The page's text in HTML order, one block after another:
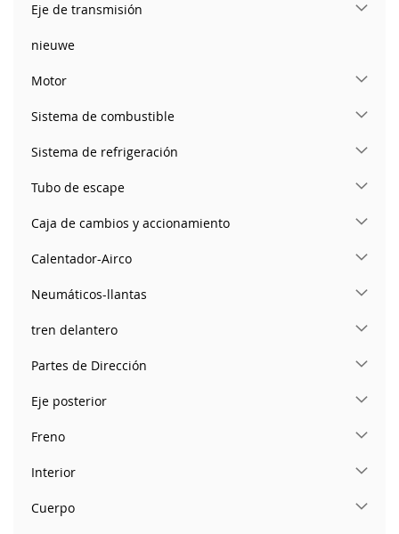
Eje de transmisión
nieuwe
Motor
Sistema de combustible
Sistema de refrigeración
Tubo de escape
Caja de cambios y accionamiento
Calentador-Airco
Neumáticos-llantas
tren delantero
Partes de Dirección
Eje posterior
Freno
Interior
Cuerpo